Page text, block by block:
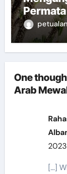
One
Arab
[…]